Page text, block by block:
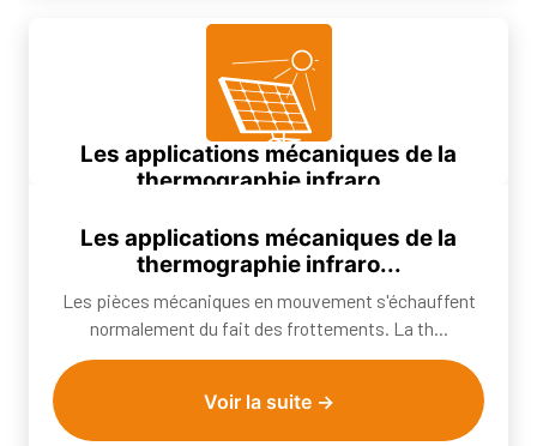
Les applications mécaniques de la
thermographie infraro...
normalement du fait des frottements. La th...
Les applications mécaniques de la
thermographie infraro...
Les pièces mécaniques en mouvement s'échauffent
normalement du fait des frottements. La th...
Voir la suite →